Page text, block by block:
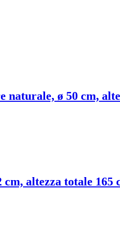
naturale, ø 50 cm,
altezza totale 165